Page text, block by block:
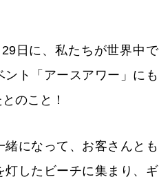
日に、私たちが世界中で
ント「アースアワー」にも
のこと！
緒になって、お客さんとも
灯したビーチに集まり、ギ